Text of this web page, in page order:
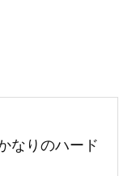
なりのハード